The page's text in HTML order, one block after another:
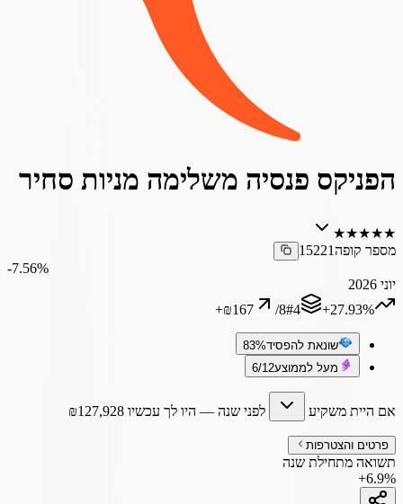
הפניקס פנסיה משלימה מניות סחיר
★
★
★
★
★
מספר קופה15221
‎-7.56%
יוני 2026
‎+27.93%
#4
/8
+₪167
שונאת להפסיד83%
מעל לממוצע6/12
אם היית משקיע לפני שנה — היו לך עכשיו ₪127,928
פרטים והצטרפות
תשואה מתחילת שנה
+6.9%